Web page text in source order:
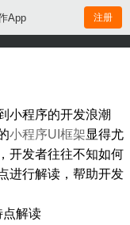
App 注册
小程序的开发浪潮
小程序UI框架显得尤
开发者往往不知如何
进行解读，帮助开发